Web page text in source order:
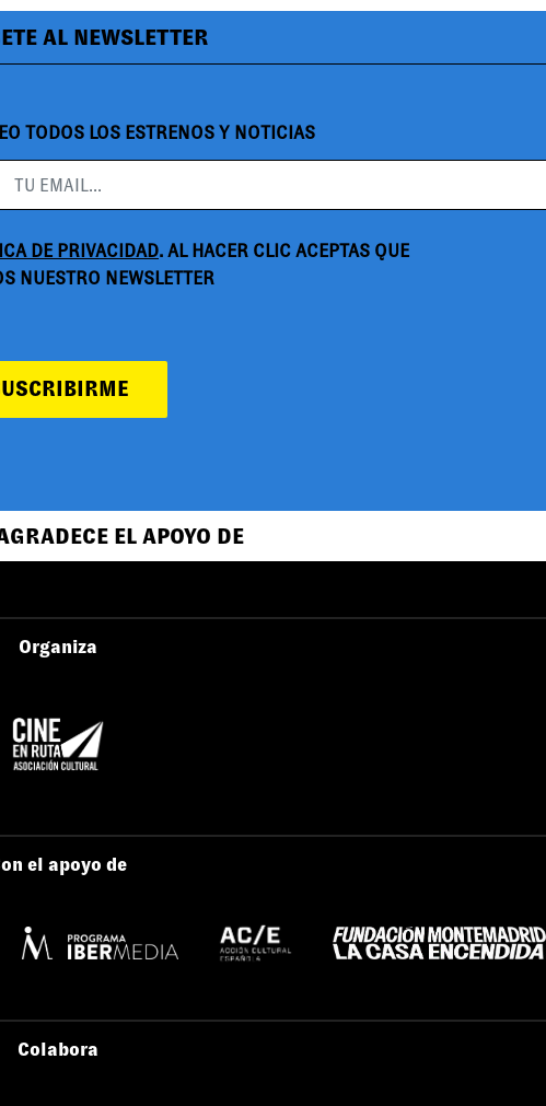
AL NEWSLETTER
TODOS LOS ESTRENOS Y NOTICIAS
DE PRIVACIDAD. AL HACER CLIC ACEPTAS QUE
NUESTRO NEWSLETTER
EL APOYO DE
Organiza
el apoyo de
Colabora